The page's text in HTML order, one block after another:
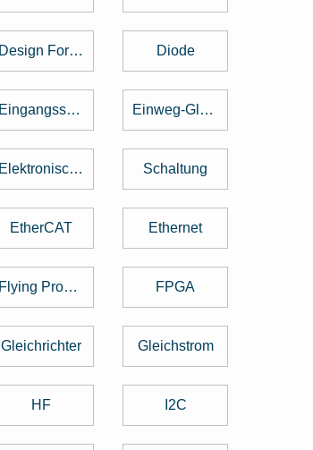
Design For Manufacturing Diode
Eingangsspannung Einweg-Gleichrichter
Elektronische Bauteile Schaltung
EtherCAT Ethernet
Flying Probe Test FPGA
Gleichrichter Gleichstrom
HF I2C